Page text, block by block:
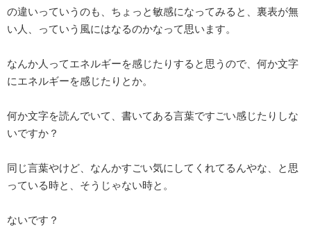
の違いっていうのも、ちょっと敏感になってみると、裏表が無
い人、っていう風にはなるのかなって思います。
なんか人ってエネルギーを感じたりすると思うので、何か文字
にエネルギーを感じたりとか。
何か文字を読んでいて、書いてある言葉ですごい感じたりしな
いですか？
同じ言葉やけど、なんかすごい気にしてくれてるんやな、と思
っている時と、そうじゃない時と。
ないです？